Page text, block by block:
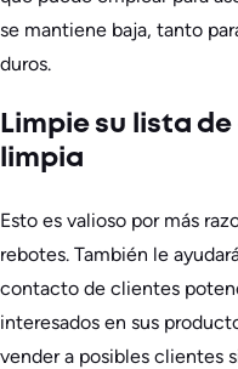
se mantiene baja, tanto
duros.
Limpie su lista
limpia
Esto es valioso por más
rebotes. También le
contacto de clientes
interesados en sus
vender a posibles clientes